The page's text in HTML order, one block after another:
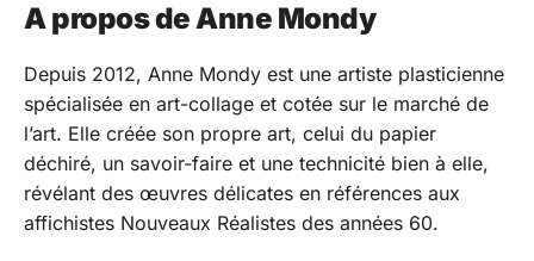
A propos de Anne Mondy
Depuis 2012, Anne Mondy est une artiste plasticienne
spécialisée en art-collage et cotée sur le marché de
l’art. Elle créée son propre art, celui du papier
déchiré, un savoir-faire et une technicité bien à elle,
révélant des œuvres délicates en références aux
affichistes Nouveaux Réalistes des années 60.